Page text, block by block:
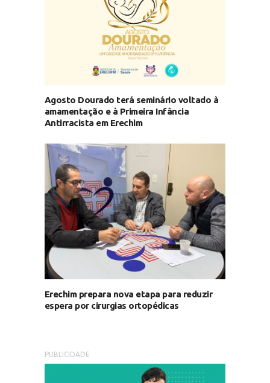
Agosto Dourado terá seminário voltado à
amamentação e à Primeira Infância
Antirracista em Erechim
Erechim prepara nova etapa para reduzir
espera por cirurgias ortopédicas
PUBLICIDADE